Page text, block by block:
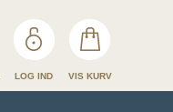
LOG IND VIS KURV